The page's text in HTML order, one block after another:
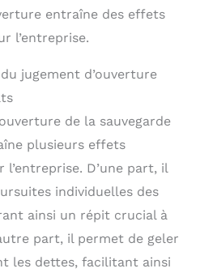
entraîne des effets
l’entreprise.
jugement d’ouverture
de la sauvegarde
plusieurs effets
l’entreprise. D’une part, il
individuelles des
ainsi un répit crucial à
part, il permet de geler
les dettes, facilitant ainsi